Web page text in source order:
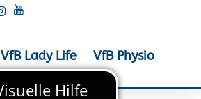
VfB Lady Life VfB Physio